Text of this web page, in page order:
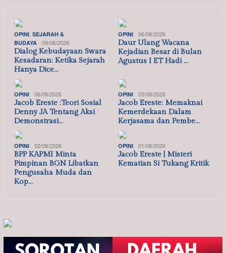
OPINI SEJARAH &
BUDAYA
09/08/2026
Dialog Kebudayaan Swara
Kesadaran: Ketika Sejarah
Hanya Dice…
OPINI 06/08/2026
Daur Ulang Wacana
Kejadian Besar di Bulan
Agustus I ET Hadi …
OPINI 06/08/2026
Jacob Ereste :Teori Sosial
Denny JA Tentang Aksi
Demonstrasi…
OPINI 05/08/2026
Jacob Ereste: Memaknai
Kemerdekaan Dalam
Kerjasama dan Pembe…
OPINI 02/08/2026
BPP KAPMI Minta
Pimpinan BGN Libatkan
Pengusaha Muda dan
Kop…
OPINI 01/08/2026
Jacob Ereste | Misteri
Kematian Si Tukang Kritik